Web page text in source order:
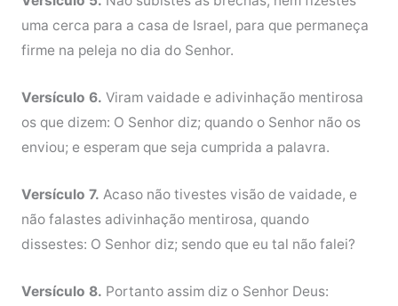
uma cerca para a casa de Israel, para que permaneça
firme na peleja no dia do Senhor.
Versículo 6. Viram vaidade e adivinhação mentirosa
os que dizem: O Senhor diz; quando o Senhor não os
enviou; e esperam que seja cumprida a palavra.
Versículo 7. Acaso não tivestes visão de vaidade, e
não falastes adivinhação mentirosa, quando
dissestes: O Senhor diz; sendo que eu tal não falei?
Versículo 8. Portanto assim diz o Senhor Deus: